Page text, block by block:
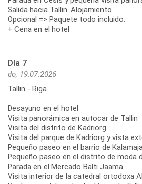
Salida hacia Tallin. Alojamiento
Opcional => Paquete todo incluido:
+ Cena en el hotel
Día 7
do, 19.07.2026
Tallin - Riga
Desayuno en el hotel
Visita panorámica en autocar de Tallin
Visita del distrito de Kadriorg
Visita del parque de Kadriorg y vista
Pequeño paseo en el barrio de Kalamaja
Pequeño paseo en el distrito de moda
Parada en el Mercado Balti Jaama
Visita interior de la catedral ortodoxa